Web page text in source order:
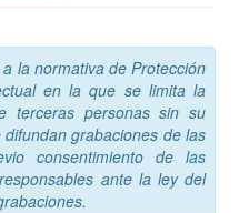
la normativa de Protección
en la que se limita la
terceras personas sin su
grabaciones de las
consentimiento de las
ante la ley del